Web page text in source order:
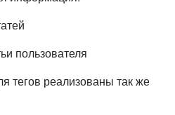
пользователя
тегов реализованы так же